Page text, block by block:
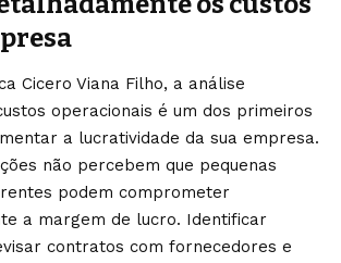
Cicero Viana Filho, a análise
operacionais é um dos primeiros
a lucratividade da sua empresa.
não percebem que pequenas
podem comprometer
a margem de lucro. Identificar
contratos com fornecedores e